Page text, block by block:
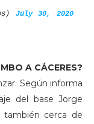
July 30, 2020
A CÁCERES?
Según informa
del base Jorge
también cerca de